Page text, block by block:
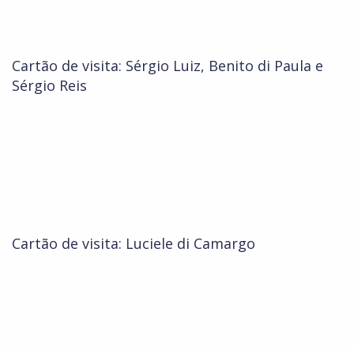
Cartão de visita: Sérgio Luiz, Benito di Paula e
Sérgio Reis
Cartão de visita: Luciele di Camargo